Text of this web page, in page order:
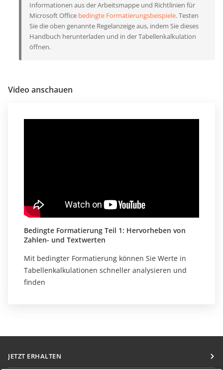
Informationen aus der Arbeitsmappe und Richtlinien für
Microsoft Office bedingte Formatierungsbeispiele. Testen
Sie die oben genannte Regelanzeige aus, indem Sie dieses
Handbuch herunterladen und in der Tabellenkalkulation
öffnen.
Video anschauen
Bedingte Formatierung Teil 1: Hervorheben von
Zahlen- und Textwerten
Mit bedingter Formatierung können Sie Werte in
Tabellenkalkulationen schneller analysieren und
finden
JETZT ERHALTEN